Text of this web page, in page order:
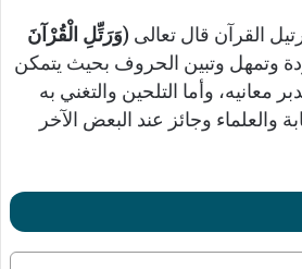
القرآن قال تعالى (وَرَتِّلِ الْقُرْآنَ
وتمهل وتبين الحروف بحيث يتمكن
معانيه، وأما التلحين والتغني به
وجائز عند البعض الآخر